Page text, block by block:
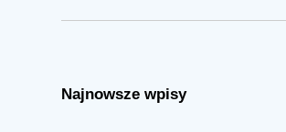
Najnowsze wpisy